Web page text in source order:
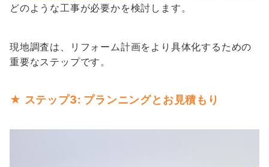
どのような工事が必要かを検討します。
現地調査は、リフォーム計画をより具体化するための
重要なステップです。
★ ステップ3: プランニングとお見積もり